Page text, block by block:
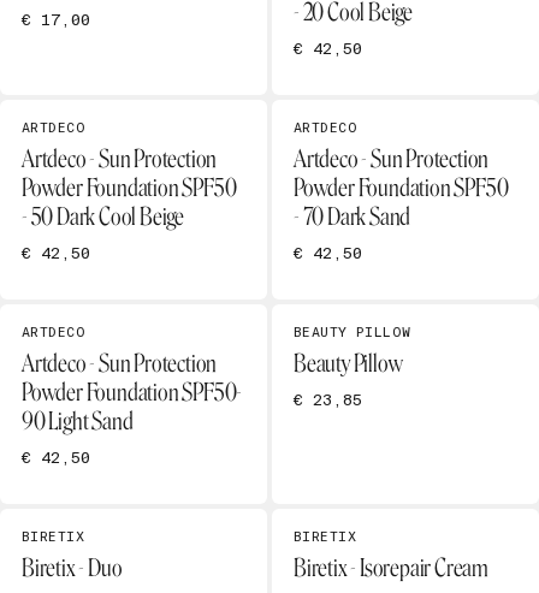
€ 17,00
- 20 Cool Beige
€ 42,50
ARTDECO
Artdeco - Sun Protection
Powder Foundation SPF50
- 50 Dark Cool Beige
€ 42,50
ARTDECO
Artdeco - Sun Protection
Powder Foundation SPF50
- 70 Dark Sand
€ 42,50
ARTDECO
Artdeco - Sun Protection
Powder Foundation SPF50-
90 Light Sand
€ 42,50
BEAUTY PILLOW
Beauty Pillow
€ 23,85
BIRETIX
Biretix - Duo
BIRETIX
Biretix - Isorepair Cream